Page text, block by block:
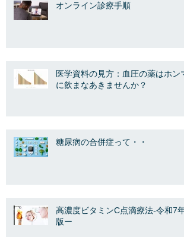
オンライン診療手順
医学資料の見方：血圧の薬はホンマ
に飲まなあきませんか？
糖尿病の合併症って・・
高濃度ビタミンC点滴療法-令和7年
版ー